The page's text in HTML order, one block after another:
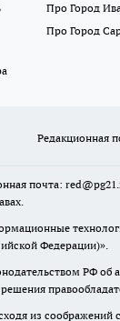
Про Город
Про Город
Редакционная
почта:
Федерации)».
РФ
из